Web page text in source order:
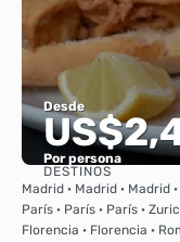
Desde
Por persona
DESTINOS
Madrid · Madrid · Madrid
París · París · París ·
Florencia · Florencia ·